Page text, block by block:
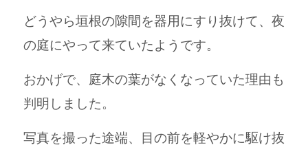
どうやら垣根の隙間を器用にすり抜けて、夜
の庭にやって来ていたようです。
おかげで、庭木の葉がなくなっていた理由も
判明しました。
写真を撮った途端、目の前を軽やかに駆け抜